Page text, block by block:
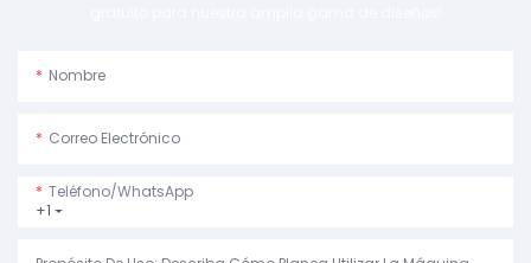
Nombre
Correo Electrónico
+1
Teléfono/WhatsApp